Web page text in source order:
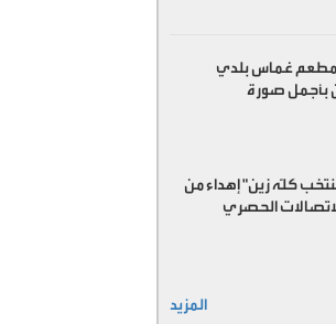
مطعم غماس بلدي
بأجمل صورة
كلّه زين" إهداء من
الحصري
المزيد